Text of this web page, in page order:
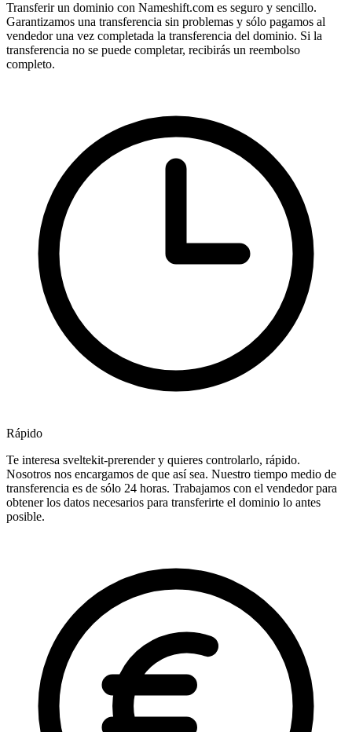
Transferir un dominio con Nameshift.com es seguro y sencillo.
Garantizamos una transferencia sin problemas y sólo pagamos al
vendedor una vez completada la transferencia del dominio. Si la
transferencia no se puede completar, recibirás un reembolso
completo.
Rápido
Te interesa sveltekit-prerender y quieres controlarlo, rápido.
Nosotros nos encargamos de que así sea. Nuestro tiempo medio de
transferencia es de sólo 24 horas. Trabajamos con el vendedor para
obtener los datos necesarios para transferirte el dominio lo antes
posible.